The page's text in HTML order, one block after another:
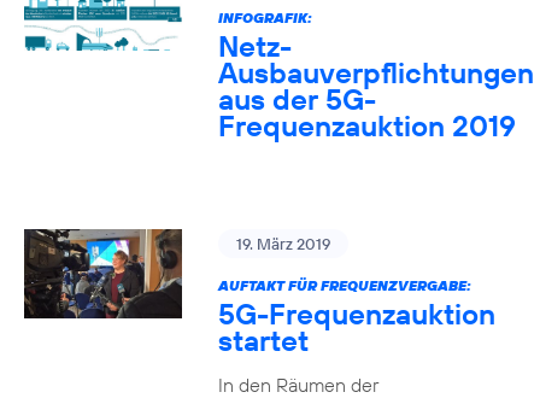
INFOGRAFIK:
Netz-
Ausbauverpflichtungen
aus der 5G-
Frequenzauktion 2019
19. März 2019
AUFTAKT FÜR FREQUENZVERGABE:
5G-Frequenzauktion
startet
In den Räumen der